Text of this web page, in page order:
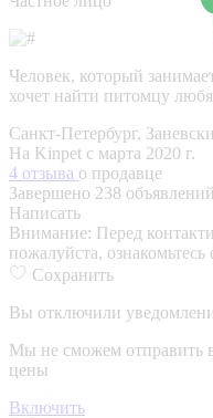
Человек, который
хочет найти питомцу
Санкт-Петербург,
На Kinpet c марта 2020 г.
4 отзыва о продавце
Завершено 238 объявлений
Написать
Внимание: Перед
пожалуйста, ознакомьтесь
Сохранить
Вы отключили
Мы не сможем отправить
цены
Включить